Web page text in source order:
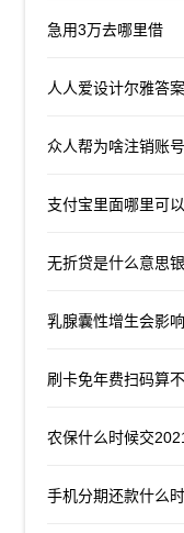
急用3万去哪里借
人人爱设计尔雅答
众人帮为啥注销账
支付宝里面哪里可
无折贷是什么意思
乳腺囊性增生会影
刷卡免年费扫码算
农保什么时候交
手机分期还款什么